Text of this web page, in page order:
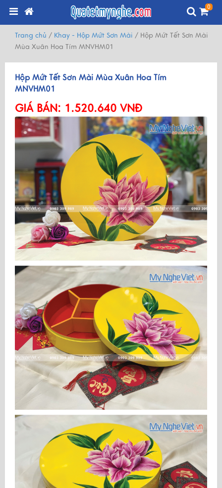
0
Trang chủ / Khay - Hộp Mứt Sơn Mài / Hộp Mứt Tết Sơn Mài
Mùa Xuân Hoa Tím MNVHM01
Hộp Mứt Tết Sơn Mài Mùa Xuân Hoa Tím
MNVHM01
GIÁ BÁN: 1.520.640 VNĐ